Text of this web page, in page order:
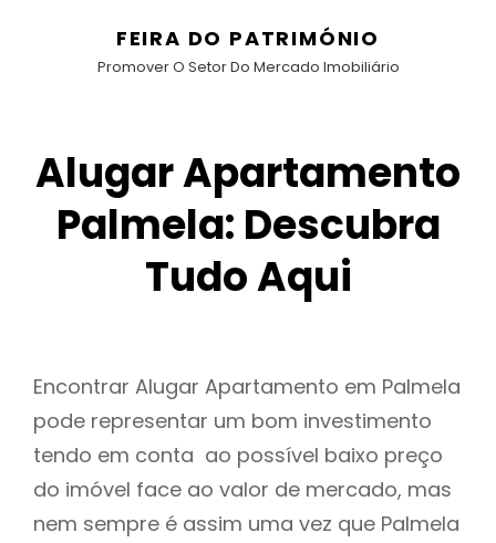
FEIRA DO PATRIMÓNIO
Promover O Setor Do Mercado Imobiliário
Alugar Apartamento
Palmela: Descubra
Tudo Aqui
Encontrar Alugar Apartamento em Palmela
pode representar um bom investimento
tendo em conta ao possível baixo preço
do imóvel face ao valor de mercado, mas
nem sempre é assim uma vez que Palmela